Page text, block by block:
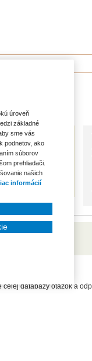
fondu
príspevku na
výškou limitovaný
sa zistí, že
vyplatí neskôr.
databázy otázok a
úroveň
základné
sme vás
podnetov, ako
súborov
prehliadači.
našich
informácií